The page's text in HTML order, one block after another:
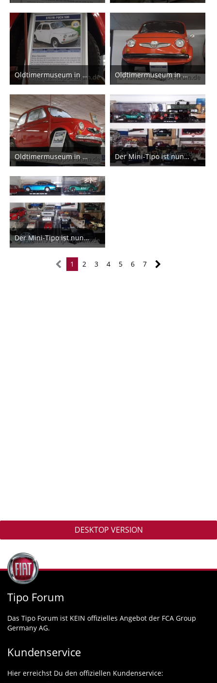
19. Juli 2024
3
19. Juli 2024
3
Oldtimermuseum in Kaprun
19. Juli 2024
2
Oldtimermuseum in Kaprun
19. Juli 2024
2
Oldtimermuseum in Kaprun
19. Juli 2024
4
Der Mini-Tipo ist nun ein Teil der Familie
13. Juni 2024
Der Mini-Tipo ist nun ein Teil der Familie
13. Juni 2024
5
1 2 3 4 5 6 7
DESKTOP VERSION
Tipo Forum
Das Tipo Forum ist KEIN offizielles Angebot der FCA Group
Germany AG.
Kundenservice
Hier erreichst Du den offiziellen Kundenservice: